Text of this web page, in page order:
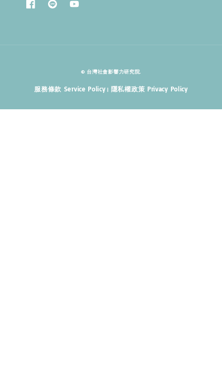
© 台灣社會影響力研究院.
服務條款 Service Policy| 隱私權政策 Privacy Policy